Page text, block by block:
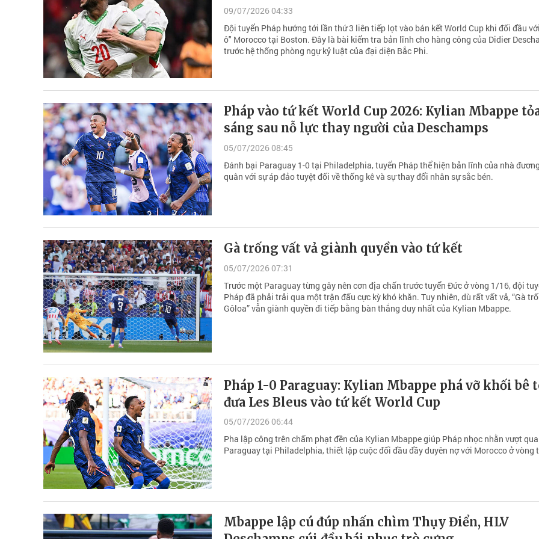
09/07/2026 04:33
Đội tuyển Pháp hướng tới lần thứ 3 liên tiếp lọt vào bán kết World Cup khi đối đầu
ô" Morocco tại Boston. Đây là bài kiểm tra bản lĩnh cho hàng công của Didier
trước hệ thống phòng ngự kỷ luật của đại diện Bắc Phi.
Pháp vào tứ kết World Cup 2026: Kylian Mbappe
sáng sau nỗ lực thay người của Deschamps
05/07/2026 08:45
Đánh bại Paraguay 1-0 tại Philadelphia, tuyển Pháp thể hiện bản lĩnh của nhà
quân với sự áp đảo tuyệt đối về thống kê và sự thay đổi nhân sự sắc bén.
Gà trống vất vả giành quyền vào tứ kết
05/07/2026 07:31
Trước một Paraguay từng gây nên cơn địa chấn trước tuyển Đức ở vòng 1/16, đội
Pháp đã phải trải qua một trận đấu cực kỳ khó khăn. Tuy nhiên, dù rất vất vả, “Gà
Gôloa” vẫn giành quyền đi tiếp bằng bàn thắng duy nhất của Kylian Mbappe.
Pháp 1-0 Paraguay: Kylian Mbappe phá vỡ khối bê
đưa Les Bleus vào tứ kết World Cup
05/07/2026 06:44
Pha lập công trên chấm phạt đền của Kylian Mbappe giúp Pháp nhọc nhằn vượt qua
Paraguay tại Philadelphia, thiết lập cuộc đối đầu đầy duyên nợ với Morocco ở vòng
Mbappe lập cú đúp nhấn chìm Thụy Điển, HLV